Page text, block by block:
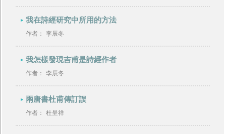
我在詩經研究中所用的方法
作者： 李辰冬
我怎樣發現吉甫是詩經作者
作者： 李辰冬
兩唐書杜甫傳訂誤
作者： 杜呈祥